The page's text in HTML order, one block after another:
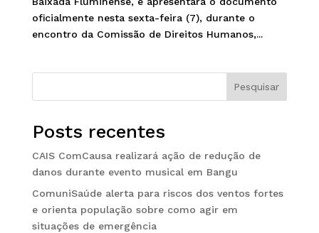
oficialmente nesta sexta-feira (7), durante o
encontro da Comissão de Direitos Humanos,...
Pesquisar
Posts recentes
CAIS ComCausa realizará ação de redução de
danos durante evento musical em Bangu
ComuniSaúde alerta para riscos dos ventos fortes
e orienta população sobre como agir em
situações de emergência